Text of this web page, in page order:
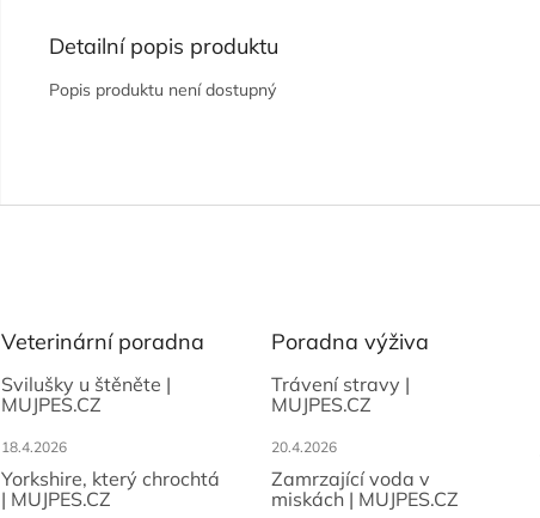
Detailní popis produktu
Popis produktu není dostupný
Veterinární poradna
Svilušky u štěněte |
MUJPES.CZ
18.4.2026
Yorkshire, který chrochtá
| MUJPES.CZ
Poradna výživa
Trávení stravy |
MUJPES.CZ
20.4.2026
Zamrzající voda v
miskách | MUJPES.CZ